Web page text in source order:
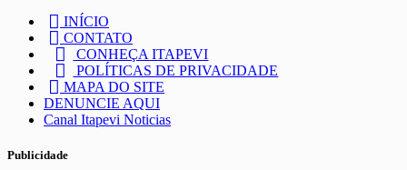
INÍCIO
CONTATO
CONHEÇA ITAPEVI
POLÍTICAS DE PRIVACIDADE
MAPA DO SITE
DENUNCIE AQUI
Canal Itapevi Noticias
Publicidade